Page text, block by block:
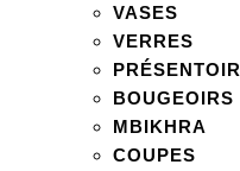
VASES
VERRES
PRÉSENTOIR
BOUGEOIRS
MBIKHRA
COUPES